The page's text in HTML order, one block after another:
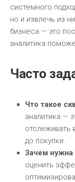
системного
но и извлечь из
бизнеса — это
аналитика
Часто
Что такое
аналитика —
отслеживать
до покупки.
Зачем нужна
оценить